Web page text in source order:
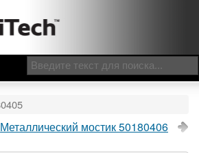
Металлический мостик 50180406